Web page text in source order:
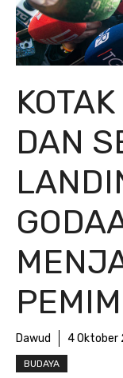
DAN
Dawud 4 Oktober
BUDAYA